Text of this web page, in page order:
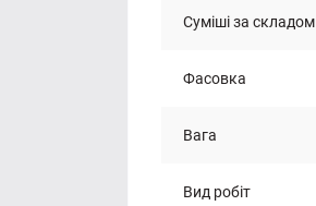
Суміші за складом
Фасовка
Вага
Вид робіт